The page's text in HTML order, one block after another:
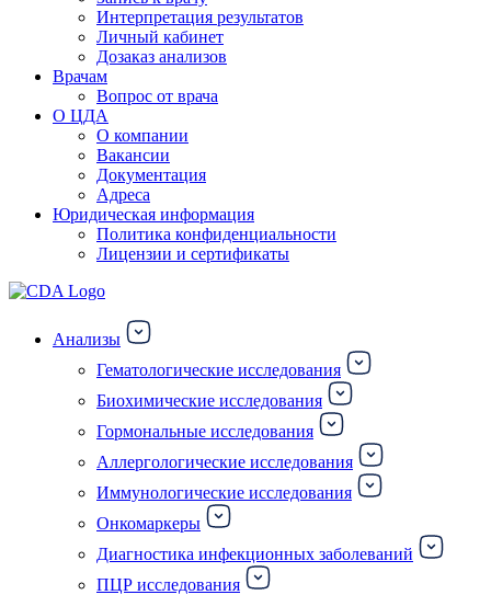
Интерпретация результатов
Личный кабинет
Дозаказ анализов
Врачам
Вопрос от врача
О ЦДА
О компании
Вакансии
Документация
Адреса
Юридическая информация
Политика конфиденциальности
Лицензии и сертификаты
Анализы
Гематологические исследования
Биохимические исследования
Гормональные исследования
Аллергологические исследования
Иммунологические исследования
Онкомаркеры
Диагностика инфекционных заболеваний
ПЦР исследования